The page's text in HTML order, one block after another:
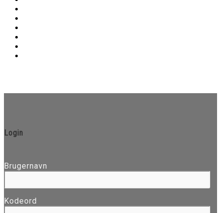
Login
Brugernavn
Kodeord